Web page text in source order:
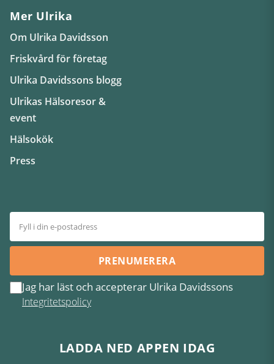
Mer Ulrika
Om Ulrika Davidsson
Friskvård för företag
Ulrika Davidssons blogg
Ulrikas Hälsoresor &
event
Hälsokök
Press
PRENUMERERA
Jag har läst och accepterar Ulrika Davidssons
Integritetspolicy
LADDA NED APPEN IDAG